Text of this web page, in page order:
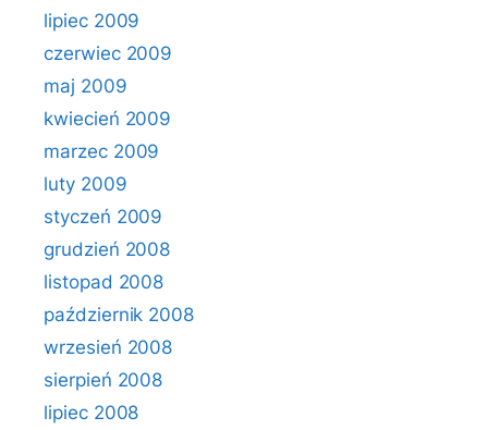
lipiec 2009
czerwiec 2009
maj 2009
kwiecień 2009
marzec 2009
luty 2009
styczeń 2009
grudzień 2008
listopad 2008
październik 2008
wrzesień 2008
sierpień 2008
lipiec 2008